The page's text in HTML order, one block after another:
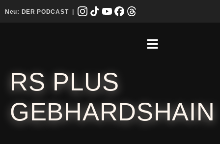
Neu: DER PODCAST|
RS PLUS
GEBHARDSHAIN